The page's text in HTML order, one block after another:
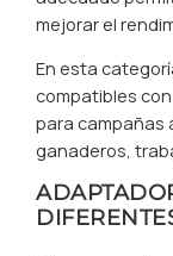
mejorar el
En esta
compatibles
para campañas
ganaderos,